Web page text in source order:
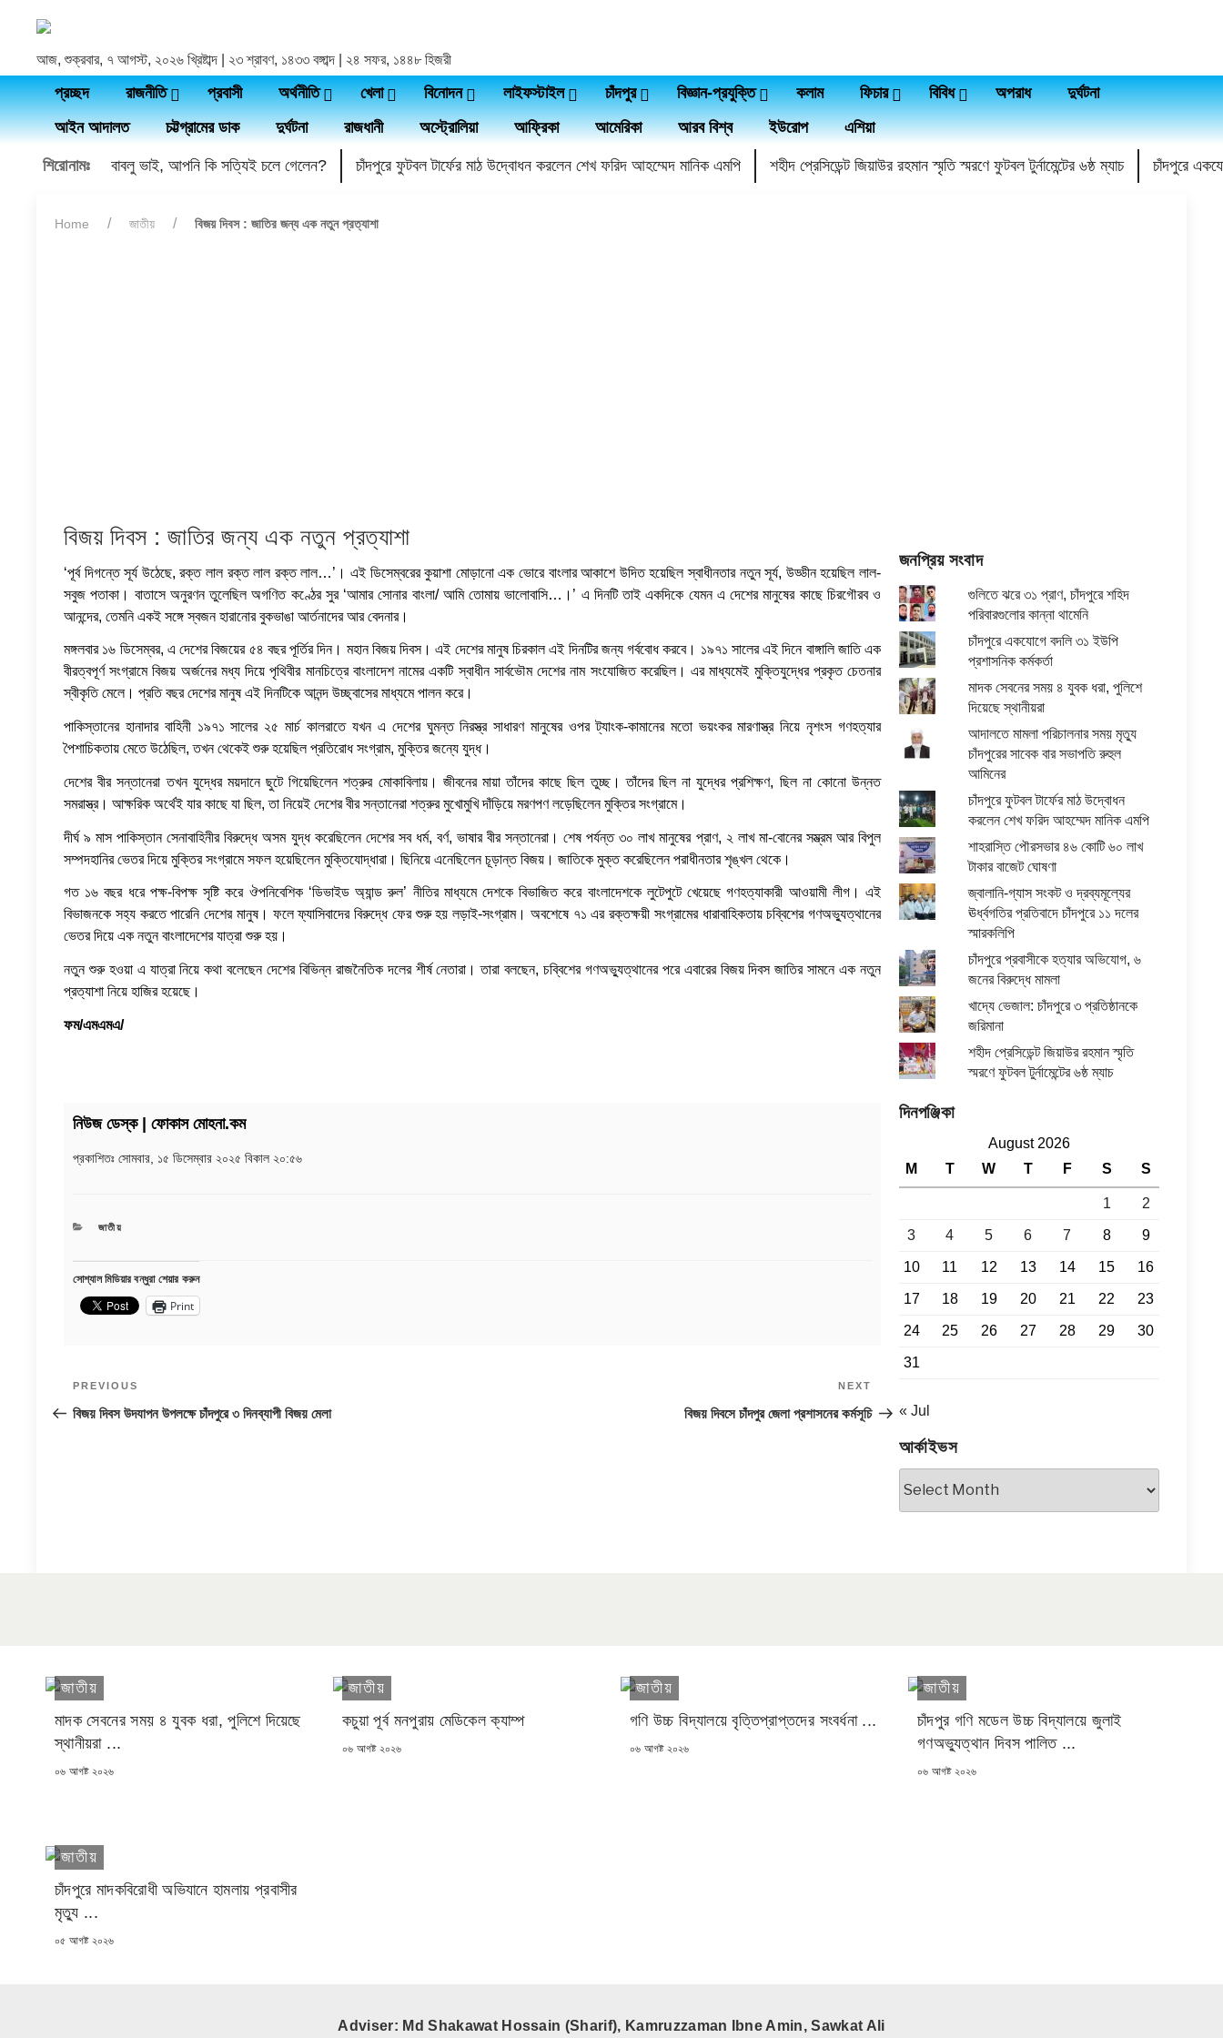
আজ, শুক্রবার, ৭ আগস্ট, ২০২৬ খ্রিষ্টাব্দ | ২৩ শ্রাবণ, ১৪৩৩ বঙ্গাব্দ | ২৪ সফর, ১৪৪৮ হিজরী
প্রচ্ছদ রাজনীতি প্রবাসী অর্থনীতি খেলা বিনোদন লাইফস্টাইল চাঁদপুর বিজ্ঞান-প্রযুক্তি কলাম ফিচার বিবিধ অপরাধ
দুর্ঘটনা
আইন আদালত
চট্টগ্রামের ডাক দুর্ঘটনা রাজধানী অস্ট্রোলিয়া আফ্রিকা আমেরিকা আরব বিশ্ব ইউরোপ এশিয়া
শিরোনামঃ বাবলু ভাই, আপনি কি সত্যিই চলে গেলেন? চাঁদপুরে ফুটবল টার্ফের মাঠ উদ্বোধন করলেন শেখ ফরিদ আহম্মেদ মানিক এমপি শহীদ প্রেসিডেন্ট জিয়াউর রহমান স্মৃতি স্মরণে ফুটবল টুর্নামেন্টের ৬ষ্ঠ ম্যাচ চাঁদপুরে
Home জাতীয় বিজয় দিবস : জাতির জন্য এক নতুন প্রত্যাশা
বিজয় দিবস : জাতির জন্য এক নতুন প্রত্যাশা
‘পূর্ব দিগন্তে সূর্য উঠেছে, রক্ত লাল রক্ত লাল রক্ত লাল…’। এই ডিসেম্বরের কুয়াশা মোড়ানো এক ভোরে বাংলার আকাশে উদিত হয়েছিল স্বাধীনতার নতুন সূর্য, উড্ডীন হয়েছিল লাল-
সবুজ পতাকা। বাতাসে অনুরণন তুলেছিল অগণিত কণ্ঠের সুর ‘আমার সোনার বাংলা/ আমি তোমায় ভালোবাসি…।’ এ দিনটি তাই একদিকে যেমন এ দেশের মানুষের কাছে চিরগৌরব ও
আনন্দের, তেমনি একই সঙ্গে স্বজন হারানোর বুকভাঙা আর্তনাদের আর বেদনার।
মঙ্গলবার ১৬ ডিসেম্বর, এ দেশের বিজয়ের ৫৪ বছর পূর্তির দিন। মহান বিজয় দিবস। এই দেশের মানুষ চিরকাল এই দিনটির জন্য গর্ববোধ করবে। ১৯৭১ সালের এই দিনে বাঙ্গালি জাতি এক
বীরত্বপূর্ণ সংগ্রামে বিজয় অর্জনের মধ্য দিয়ে পৃথিবীর মানচিত্রে বাংলাদেশ নামের একটি স্বাধীন সার্বভৌম দেশের নাম সংযোজিত করেছিল। এর মাধ্যমেই মুক্তিযুদ্ধের প্রকৃত চেতনার
স্বীকৃতি মেলে। প্রতি বছর দেশের মানুষ এই দিনটিকে আনন্দ উচ্ছ্বাসের মাধ্যমে পালন করে।
পাকিস্তানের হানাদার বাহিনী ১৯৭১ সালের ২৫ মার্চ কালরাতে যখন এ দেশের ঘুমন্ত নিরস্ত্র সাধারণ মানুষের ওপর ট্যাংক-কামানের মতো ভয়ংকর মারণাস্ত্র নিয়ে নৃশংস গণহত্যার
পৈশাচিকতায় মেতে উঠেছিল, তখন থেকেই শুরু হয়েছিল প্রতিরোধ সংগ্রাম, মুক্তির জন্যে যুদ্ধ।
দেশের বীর সন্তানেরা তখন যুদ্ধের ময়দানে ছুটে গিয়েছিলেন শত্রুর মোকাবিলায়। জীবনের মায়া তাঁদের কাছে ছিল তুচ্ছ। তাঁদের ছিল না যুদ্ধের প্রশিক্ষণ, ছিল না কোনো উন্নত
সমরাস্ত্র। আক্ষরিক অর্থেই যার কাছে যা ছিল, তা নিয়েই দেশের বীর সন্তানেরা শত্রুর মুখোমুখি দাঁড়িয়ে মরণপণ লড়েছিলেন মুক্তির সংগ্রামে।
দীর্ঘ ৯ মাস পাকিস্তান সেনাবাহিনীর বিরুদ্ধে অসম যুদ্ধ করেছিলেন দেশের সব ধর্ম, বর্ণ, ভাষার বীর সন্তানেরা। শেষ পর্যন্ত ৩০ লাখ মানুষের প্রাণ, ২ লাখ মা-বোনের সম্ভ্রম আর বিপুল
সম্পদহানির ভেতর দিয়ে মুক্তির সংগ্রামে সফল হয়েছিলেন মুক্তিযোদ্ধারা। ছিনিয়ে এনেছিলেন চূড়ান্ত বিজয়। জাতিকে মুক্ত করেছিলেন পরাধীনতার শৃঙ্খল থেকে।
গত ১৬ বছর ধরে পক্ষ-বিপক্ষ সৃষ্টি করে ঔপনিবেশিক ‘ডিভাইড অ্যান্ড রুল’ নীতির মাধ্যমে দেশকে বিভাজিত করে বাংলাদেশকে লুটেপুটে খেয়েছে গণহত্যাকারী আওয়ামী লীগ। এই
বিভাজনকে সহ্য করতে পারেনি দেশের মানুষ। ফলে ফ্যাসিবাদের বিরুদ্ধে ফের শুরু হয় লড়াই-সংগ্রাম। অবশেষে ৭১ এর রক্তক্ষয়ী সংগ্রামের ধারাবাহিকতায় চব্বিশের গণঅভ্যুত্থানের
ভেতর দিয়ে এক নতুন বাংলাদেশের যাত্রা শুরু হয়।
নতুন শুরু হওয়া এ যাত্রা নিয়ে কথা বলেছেন দেশের বিভিন্ন রাজনৈতিক দলের শীর্ষ নেতারা। তারা বলছেন, চব্বিশের গণঅভ্যুত্থানের পরে এবারের বিজয় দিবস জাতির সামনে এক নতুন
প্রত্যাশা নিয়ে হাজির হয়েছে।
ফম/এমএমএ/
নিউজ ডেস্ক | ফোকাস মোহনা.কম
প্রকাশিতঃ সোমবার, ১৫ ডিসেম্বার ২০২৫ বিকাল ২০:৫৬
CATEGORIES
জাতীয়
সোশ্যাল মিডিয়ার বন্ধুরা শেয়ার করুন
Print
Previous
Post
PREVIOUS
বিজয় দিবস উদযাপন উপলক্ষে চাঁদপুরে ৩ দিনব্যাপী বিজয় মেলা
Post
NEXT
বিজয় দিবসে চাঁদপুর জেলা প্রশাসনের কর্মসূচি
জনপ্রিয় সংবাদ
গুলিতে ঝরে ৩১ প্রাণ, চাঁদপুরে শহিদ
পরিবারগুলোর কান্না থামেনি
চাঁদপুরে একযোগে বদলি ৩১ ইউপি
প্রশাসনিক কর্মকর্তা
মাদক সেবনের সময় ৪ যুবক ধরা, পুলিশে
দিয়েছে স্থানীয়রা
আদালতে মামলা পরিচালনার সময় মৃত্যু
চাঁদপুরের সাবেক বার সভাপতি রুহুল
আমিনের
চাঁদপুরে ফুটবল টার্ফের মাঠ উদ্বোধন
করলেন শেখ ফরিদ আহম্মেদ মানিক এমপি
শাহরাস্তি পৌরসভার ৪৬ কোটি ৬০ লাখ
টাকার বাজেট ঘোষণা
জ্বালানি-গ্যাস সংকট ও দ্রব্যমূল্যের
ঊর্ধ্বগতির প্রতিবাদে চাঁদপুরে ১১ দলের
স্মারকলিপি
চাঁদপুরে প্রবাসীকে হত্যার অভিযোগ, ৬
জনের বিরুদ্ধে মামলা
খাদ্যে ভেজাল: চাঁদপুরে ৩ প্রতিষ্ঠানকে
জরিমানা
শহীদ প্রেসিডেন্ট জিয়াউর রহমান স্মৃতি
স্মরণে ফুটবল টুর্নামেন্টের ৬ষ্ঠ ম্যাচ
দিনপঞ্জিকা
August 2026
M
T W T F S S
1 2
3 4 5 6 7 8 9
10 11 12 13 14 15 16
17 18 19 20 21 22 23
24 25 26 27 28 29 30
31
« Jul
আর্কাইভস
জাতীয়
মাদক সেবনের সময় ৪ যুবক ধরা, পুলিশে দিয়েছে
স্থানীয়রা ...
POSTED
০৬ আগষ্ট ২০২৬
জাতীয়
কচুয়া পূর্ব মনপুরায় মেডিকেল ক্যাম্প
POSTED
০৬ আগষ্ট ২০২৬
জাতীয়
গণি উচ্চ বিদ্যালয়ে বৃত্তিপ্রাপ্তদের সংবর্ধনা ...
POSTED
০৬ আগষ্ট ২০২৬
জাতীয়
চাঁদপুর গণি মডেল উচ্চ বিদ্যালয়ে জুলাই
গণঅভ্যুত্থান দিবস পালিত ...
POSTED
০৬ আগষ্ট ২০২৬
জাতীয়
চাঁদপুরে মাদকবিরোধী অভিযানে হামলায় প্রবাসীর
মৃত্যু ...
POSTED
০৫ আগষ্ট ২০২৬
Adviser: Md Shakawat Hossain (Sharif), Kamruzzaman Ibne Amin, Sawkat Ali